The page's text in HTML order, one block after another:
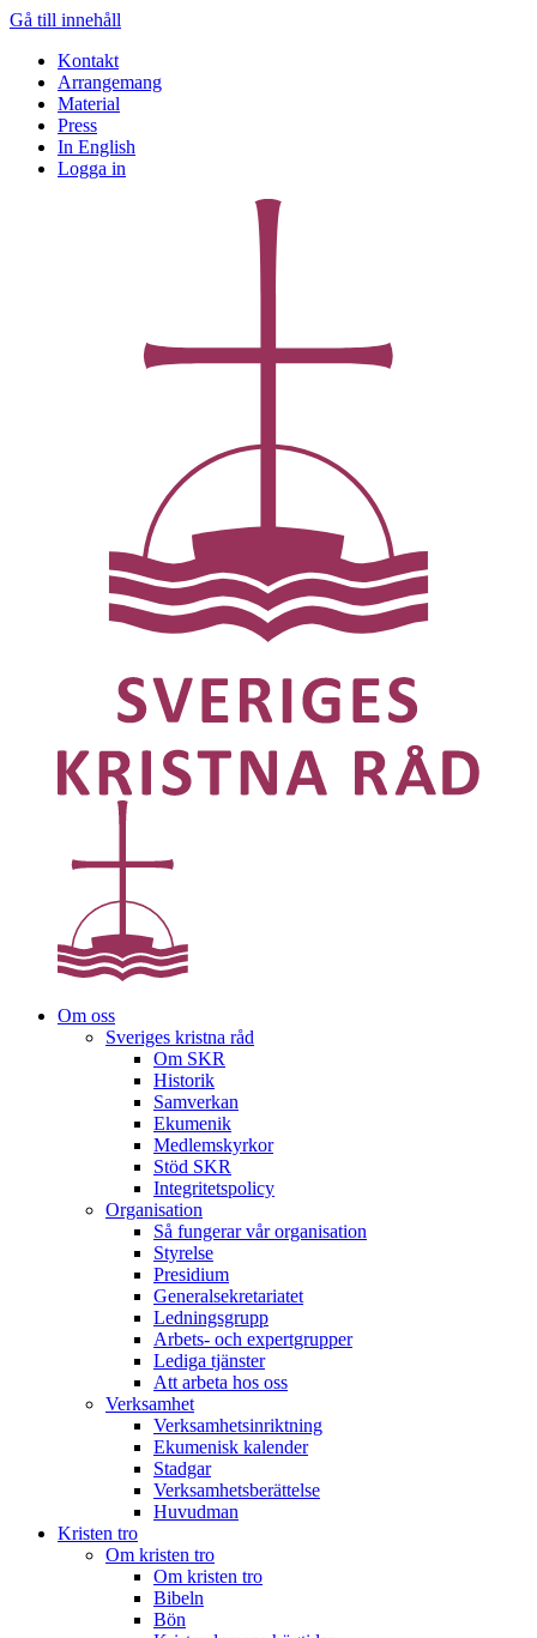
Gå till innehåll
Kontakt
Arrangemang
Material
Press
In English
Logga in
Om oss
Sveriges kristna råd
Om SKR
Historik
Samverkan
Ekumenik
Medlemskyrkor
Stöd SKR
Integritetspolicy
Organisation
Så fungerar vår organisation
Styrelse
Presidium
Generalsekretariatet
Ledningsgrupp
Arbets- och expertgrupper
Lediga tjänster
Att arbeta hos oss
Verksamhet
Verksamhetsinriktning
Ekumenisk kalender
Stadgar
Verksamhetsberättelse
Huvudman
Kristen tro
Om kristen tro
Om kristen tro
Bibeln
Bön